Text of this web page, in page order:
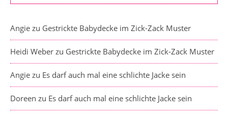
Angie zu Gestrickte Babydecke im Zick-Zack Muster
Heidi Weber zu Gestrickte Babydecke im Zick-Zack Muster
Angie zu Es darf auch mal eine schlichte Jacke sein
Doreen zu Es darf auch mal eine schlichte Jacke sein